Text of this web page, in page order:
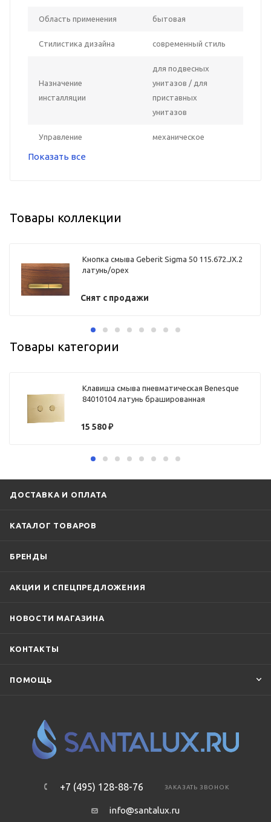
Область применения бытовая
Стилистика дизайна современный стиль
Назначение
инсталляции
для подвесных
унитазов / для
приставных
унитазов
Управление механическое
Показать все
Товары коллекции
Кнопка смыва Geberit Sigma 50 115.672.JX.2
латунь/орех
Снят с продажи
Товары категории
Клавиша смыва пневматическая Benesque
84010104 латунь брашированная
15 580₽
ДОСТАВКА И ОПЛАТА
КАТАЛОГ ТОВАРОВ
БРЕНДЫ
АКЦИИ И СПЕЦПРЕДЛОЖЕНИЯ
НОВОСТИ МАГАЗИНА
КОНТАКТЫ
ПОМОЩЬ
+7 (495) 128-88-76 ЗАКАЗАТЬ ЗВОНОК
info@santalux.ru